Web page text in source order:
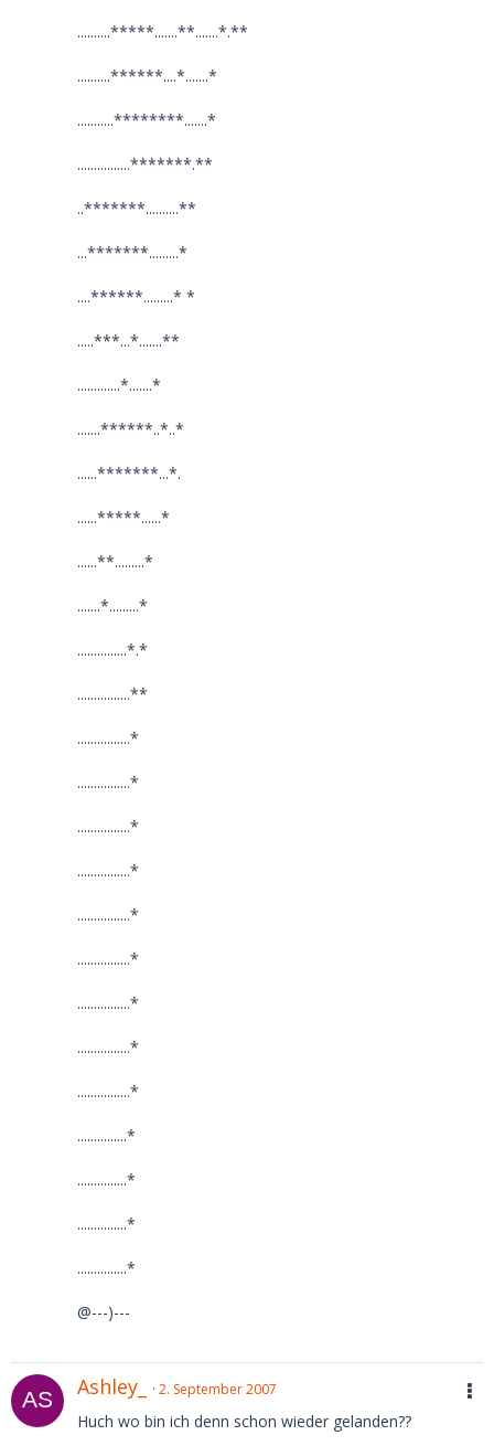
..........*****.......**.......*.**
..........******....*.......*
...........********.......*
................*******.**
..*******..........**
...*******.........*
....******.........* *
.....***...*.......**
.............*.......*
.......******..*..*
......*******...*.
......*****......*
......**.........*
.......*.........*
...............*.*
................**
................*
................*
................*
................*
................*
................*
................*
................*
................*
...............*
...............*
...............*
...............*
@---)---
Ashley_ 2. September 2007
Huch wo bin ich denn schon wieder gelanden??